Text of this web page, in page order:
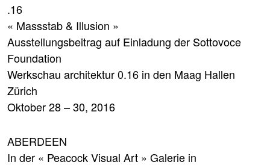
.16
« Massstab & Illusion »
Ausstellungsbeitrag auf Einladung der Sottovoce
Foundation
Werkschau architektur 0.16 in den Maag Hallen
Zürich
Oktober 28 – 30, 2016
ABERDEEN
In der « Peacock Visual Art » Galerie in